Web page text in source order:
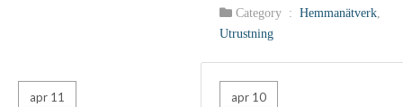
Category : Hemmanätverk
Utrustning
apr 11 apr 10